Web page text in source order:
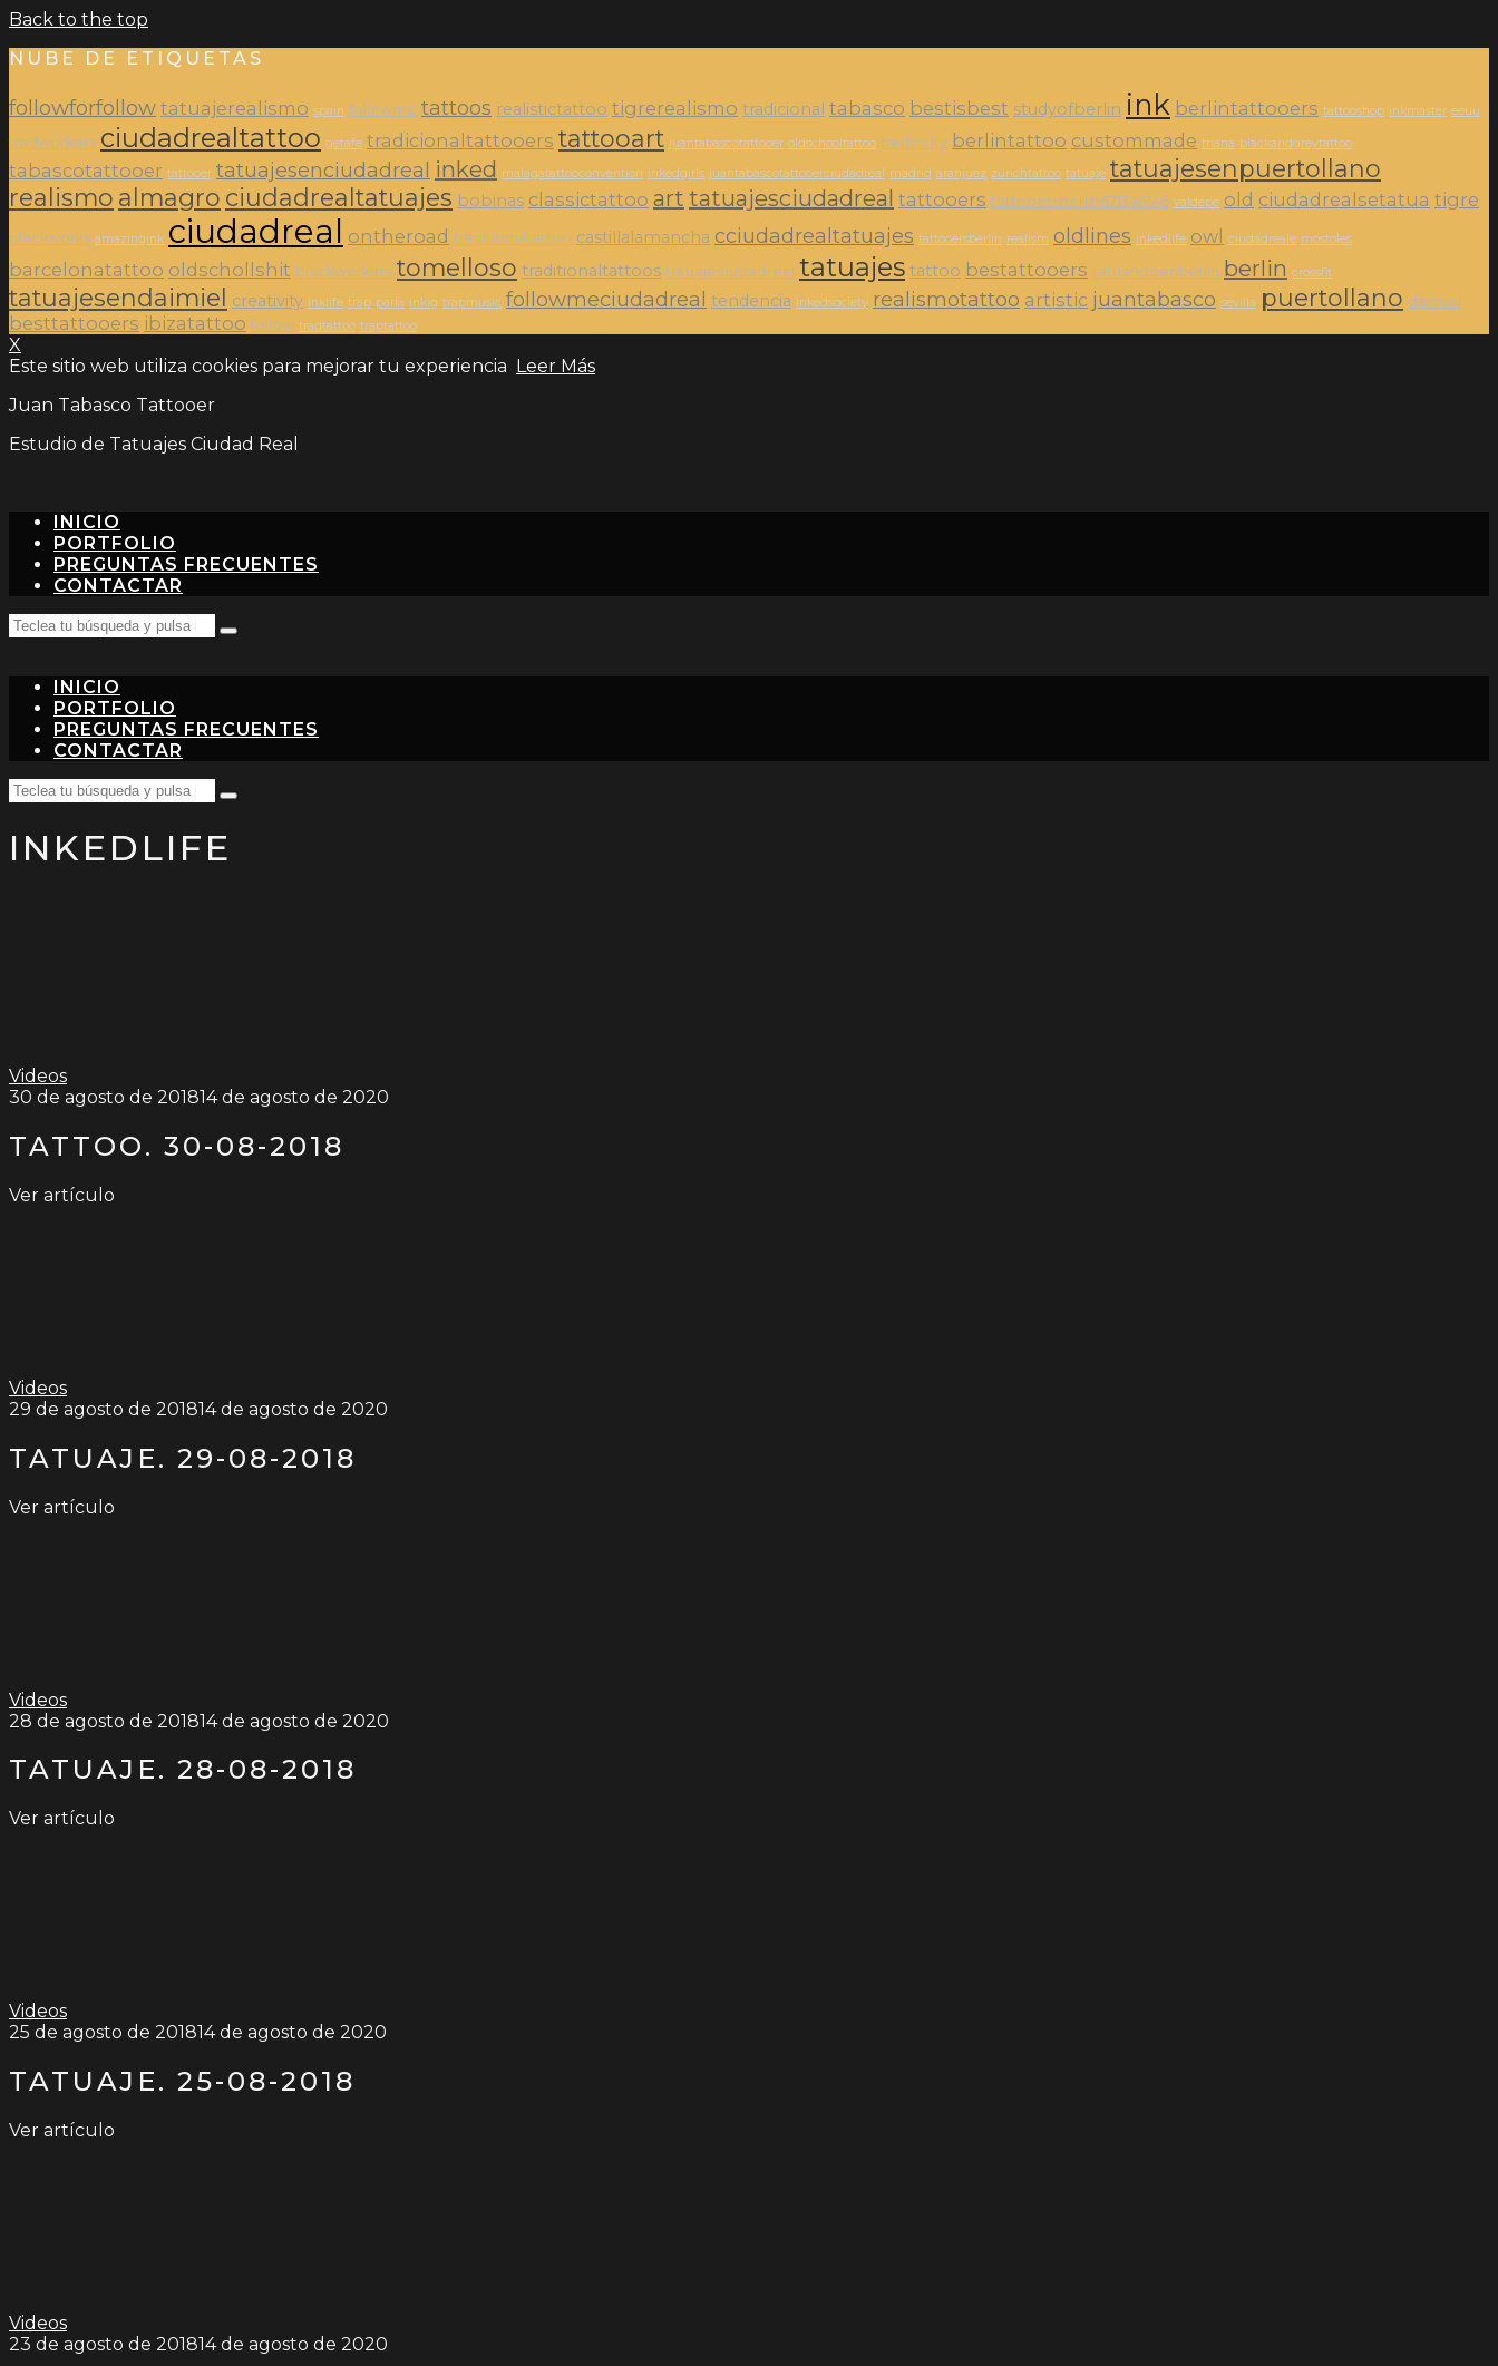
Back to the top
NUBE DE ETIQUETAS
followforfollow tatuajerealismo spain followme tattoos realistictattoo tigrerealismo tradicional tabasco bestisbest studyofberlin ink berlintattooers tattooshop inkmaster eeuu
tradworkers ciudadrealtattoo getafe tradicionaltattooers tattooart juantabascotattooer oldschooltattoo berlincity berlintattoo custommade triana blackandgreytattoo
tabascotattooer tattooer tatuajesenciudadreal inked malagatattooconvention inkedgirls juantabascotattooerciudadreal madrid aranjuez zurichtattoo tatuaje tatuajesenpuertollano
realismo almagro ciudadrealtatuajes bobinas classictattoo art tatuajesciudadreal tattooers tattooersberlin671346146 valdepe old ciudadrealsetatua tigre
blackworks amazingink ciudadreal ontheroad traditionaltattoo castillalamancha cciudadrealtatuajes tattooersberlin realism oldlines inkedlife owl ciudadreale mostoles
barcelonatattoo oldschollshit blackworkers tomelloso traditionaltattoos tatuajeciudadreal tatuajes tattoo bestattooers tatuandoenberlin berlin crossfit
tatuajesendaimiel creativity inklife trap parla inkig trapmusic followmeciudadreal tendencia inkedsociety realismotattoo artistic juantabasco sevilla puertollano daimiel
besttattooers ibizatattoo follow tradtattoo traptattoo
X
Este sitio web utiliza cookies para mejorar tu experiencia Leer Más
Juan Tabasco Tattooer
Estudio de Tatuajes Ciudad Real
INICIO
PORTFOLIO
PREGUNTAS FRECUENTES
CONTACTAR
Search
for:
Teclea
intro…
INICIO
PORTFOLIO
PREGUNTAS FRECUENTES
CONTACTAR
Search
for:
Teclea
INKEDLIFE
Videos
30 de agosto de 201814 de agosto de 2020
TATTOO. 30-08-2018
Ver artículo
Videos
29 de agosto de 201814 de agosto de 2020
TATUAJE. 29-08-2018
Ver artículo
Videos
28 de agosto de 201814 de agosto de 2020
TATUAJE. 28-08-2018
Ver artículo
Videos
25 de agosto de 201814 de agosto de 2020
TATUAJE. 25-08-2018
Ver artículo
Videos
23 de agosto de 201814 de agosto de 2020